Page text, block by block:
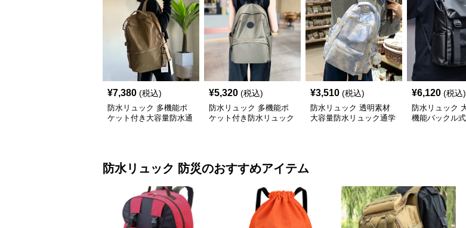
¥7,380 (税込)
防水リュック 多機能ポ
ケット付き大容量防水通
¥5,320 (税込)
防水リュック 多機能ポ
ケット付き防水リュック
¥3,510 (税込)
防水リュック 透明素材
大容量防水リュック通学
¥6,120 (税込)
防水リュック
機能バックル
防水リュック 防災のおすすめアイテム